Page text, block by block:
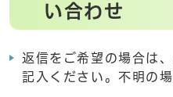
い合わせ
返信をご希望の場合は
記入ください。不明の